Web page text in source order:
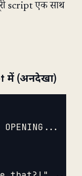
script एक साथ
में (अनदेखा)
OPENING...